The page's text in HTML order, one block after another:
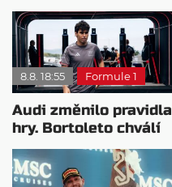
8.8. 18:55 Formule 1
Audi změnilo pravidla
hry. Bortoleto chválí
nový tým i jeho
mentalitu